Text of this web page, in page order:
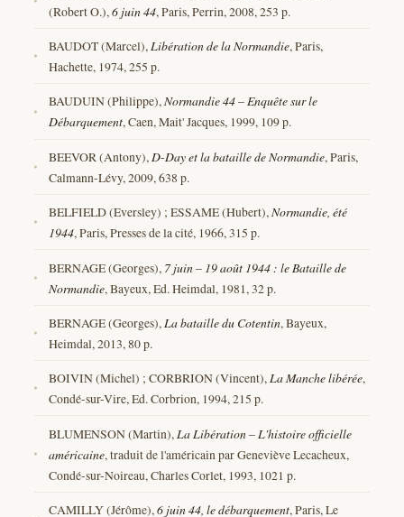
(Robert O.),6 juin 44, Paris, Perrin, 2008, 253 p.
BAUDOT (Marcel),Libération de la Normandie, Paris,
Hachette, 1974, 255 p.
BAUDUIN (Philippe),Normandie 44 – Enquête sur le
Débarquement, Caen, Mait' Jacques, 1999, 109 p.
BEEVOR (Antony),D-Day et la bataille de Normandie, Paris,
Calmann-Lévy, 2009, 638 p.
BELFIELD (Eversley) ; ESSAME (Hubert),Normandie, été
1944, Paris, Presses de la cité, 1966, 315 p.
BERNAGE (Georges), 7 juin – 19 août 1944 : le Bataille de
Normandie, Bayeux, Ed. Heimdal, 1981, 32 p.
BERNAGE (Georges),La bataille du Cotentin, Bayeux,
Heimdal, 2013, 80 p.
BOIVIN (Michel) ; CORBRION (Vincent),La Manche libérée,
Condé-sur-Vire, Ed. Corbrion, 1994, 215 p.
BLUMENSON (Martin), La Libération – L'histoire officielle
américaine, traduit de l'américain par Geneviève Lecacheux,
Condé-sur-Noireau, Charles Corlet, 1993, 1021 p.
CAMILLY (Jérôme),6 juin 44, le débarquement, Paris, Le